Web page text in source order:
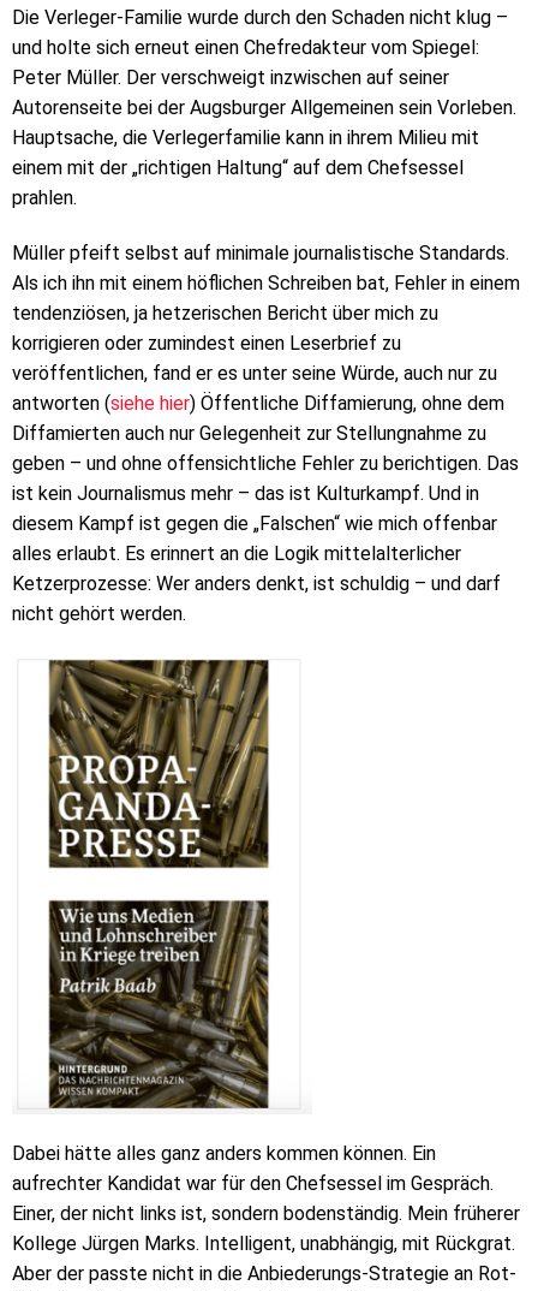
Die Verleger-Familie wurde durch den Schaden nicht klug –
und holte sich erneut einen Chefredakteur vom Spiegel:
Peter Müller. Der verschweigt inzwischen auf seiner
Autorenseite bei der Augsburger Allgemeinen sein Vorleben.
Hauptsache, die Verlegerfamilie kann in ihrem Milieu mit
einem mit der „richtigen Haltung“ auf dem Chefsessel
prahlen.
Müller pfeift selbst auf minimale journalistische Standards.
Als ich ihn mit einem höflichen Schreiben bat, Fehler in einem
tendenziösen, ja hetzerischen Bericht über mich zu
korrigieren oder zumindest einen Leserbrief zu
veröffentlichen, fand er es unter seine Würde, auch nur zu
antworten (siehe hier) Öffentliche Diffamierung, ohne dem
Diffamierten auch nur Gelegenheit zur Stellungnahme zu
geben – und ohne offensichtliche Fehler zu berichtigen. Das
ist kein Journalismus mehr – das ist Kulturkampf. Und in
diesem Kampf ist gegen die „Falschen“ wie mich offenbar
alles erlaubt. Es erinnert an die Logik mittelalterlicher
Ketzerprozesse: Wer anders denkt, ist schuldig – und darf
nicht gehört werden.
Dabei hätte alles ganz anders kommen können. Ein
aufrechter Kandidat war für den Chefsessel im Gespräch.
Einer, der nicht links ist, sondern bodenständig. Mein früherer
Kollege Jürgen Marks. Intelligent, unabhängig, mit Rückgrat.
Aber der passte nicht in die Anbiederungs-Strategie an Rot-